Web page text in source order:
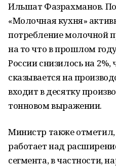
Ильшат Фазрахманов. По
«Молочная кухня»
потребление молочной
на то что в прошлом
России снизилось на 2%,
сказывается на
входит в десятку
тонновом выражении.
Министр также
работает над
сегмента, в частности,